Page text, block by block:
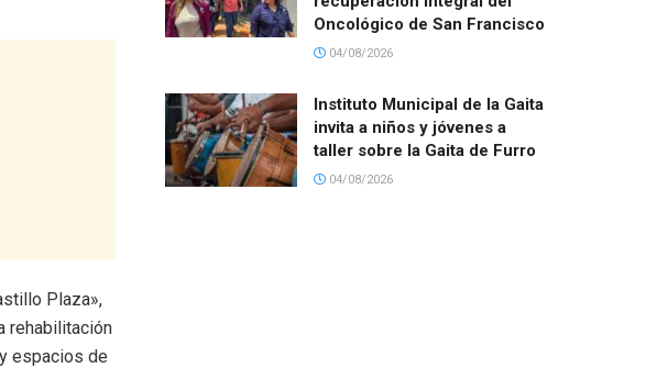
Plaza»,
rehabilitación
espacios de
Oncológico de San Francisco
04/08/2026
Instituto Municipal de la Gaita
invita a niños y jóvenes a
taller sobre la Gaita de Furro
04/08/2026